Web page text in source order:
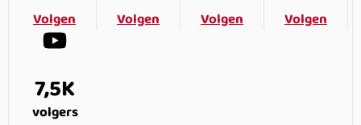
Volgen
Volgen
Volgen
Volgen
7,5K
volgers